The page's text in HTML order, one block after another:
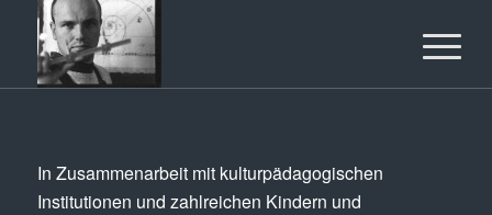
In Zusammenarbeit mit kulturpädagogischen
Institutionen und zahlreichen Kindern und